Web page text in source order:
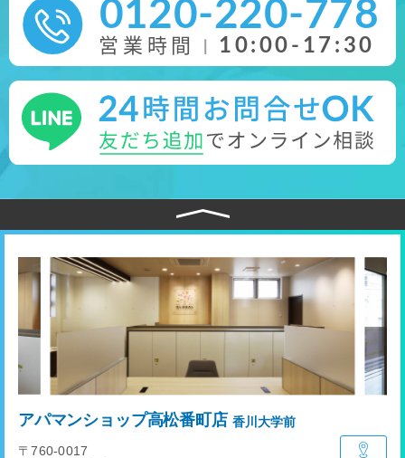
アパマンショップ高松番町店 香川大学前
〒760-0017